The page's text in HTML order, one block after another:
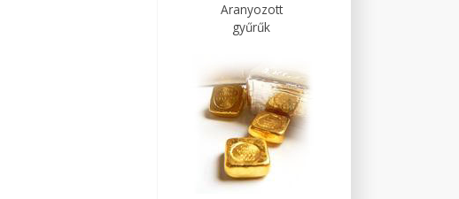
Aranyozott
gyűrűk